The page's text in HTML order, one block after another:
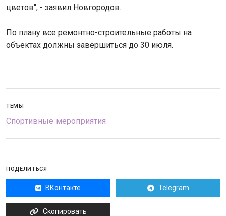
цветов", - заявил Новгородов.
По плану все ремонтно-строительные работы на
объектах должны завершиться до 30 июля.
ТЕМЫ
Спортивные мероприятия
ПОДЕЛИТЬСЯ
ВКонтакте Telegram
Скопировать